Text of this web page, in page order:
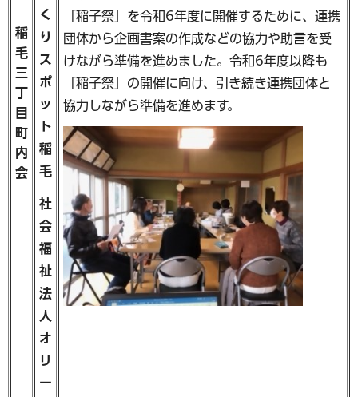
稲
毛
三
丁
目
町
内
会
く
り
ス
ポ
ッ
ト
稲
毛
社
会
福
祉
法
人
オ
リ
ー
「稲子祭」を令和6年度に開催するために、連携
団体から企画書案の作成などの協力や助言を受
けながら準備を進めました。令和6年度以降も
「稲子祭」の開催に向け、引き続き連携団体と
協力しながら準備を進めます。